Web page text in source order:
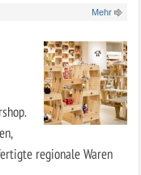
Mehr
regionale Waren